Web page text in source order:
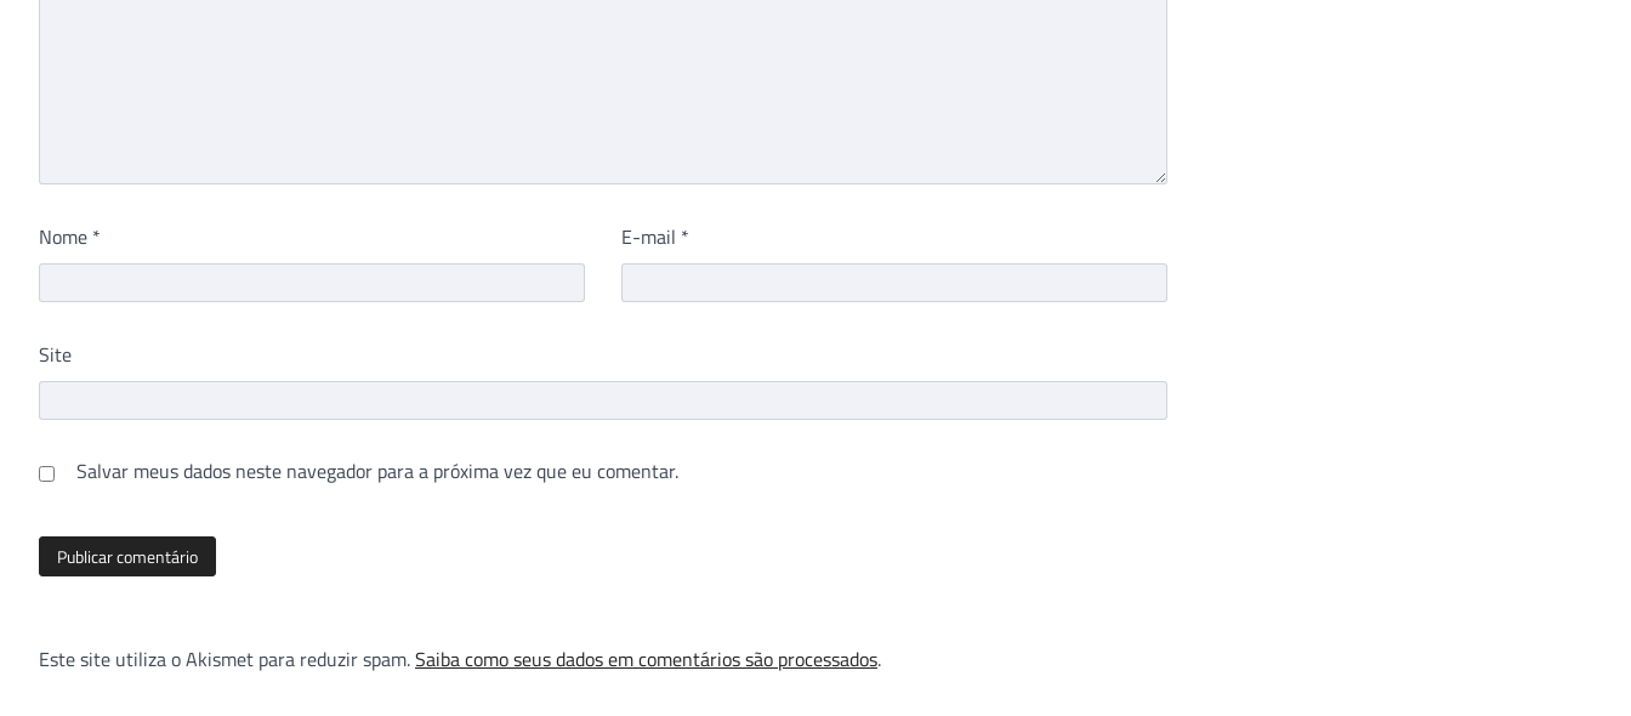
Nome * E-mail *
Site
Salvar meus dados neste navegador para a próxima vez que eu comentar.
Este site utiliza o Akismet para reduzir spam.Saiba como seus dados em comentários são processados.